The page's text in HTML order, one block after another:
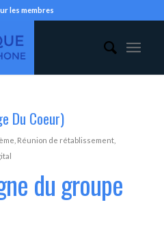
les membres
Du Coeur)
Réunion de rétablissement,
du groupe